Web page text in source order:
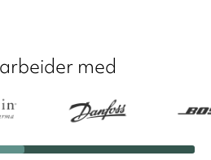
med